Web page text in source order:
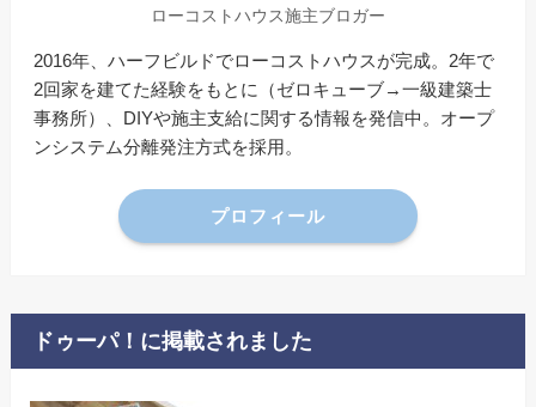
ローコストハウス施主ブロガー
2016年、ハーフビルドでローコストハウスが完成。2年で
2回家を建てた経験をもとに（ゼロキューブ→一級建築士
事務所）、DIYや施主支給に関する情報を発信中。オープ
ンシステム分離発注方式を採用。
プロフィール
ドゥーパ！に掲載されました